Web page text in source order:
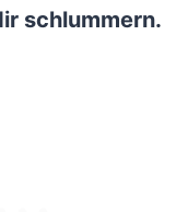
schlummern.